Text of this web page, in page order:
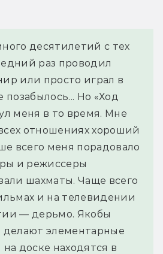
десятилетий с тех
раз проводил
или просто играл в
Но «Ход
меня в то время. Мне
отношениях хороший
всего меня порадовало
и режиссеры
шахматы. Чаще всего
и на телевидении
— дерьмо. Якобы
делают элементарные
доске находятся в